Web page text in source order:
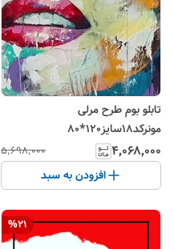
تابلو بوم طرح مرلی
مونرکد18سایز120*80
۴٬۰۶۸٬۰۰۰ ۵٬۶۹۸٬۰۰۰
افزودن به سبد
%21